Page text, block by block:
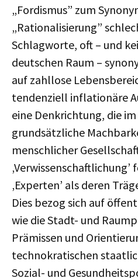
„Fordismus” zum
„Rationalisierung”
Schlagworte, oft – und
deutschen Raum –
auf zahllose
tendenziell inflationäre
eine Denkrichtung, die
grundsätzliche
menschlicher
‚Experten’ als deren
Dies bezog sich auf
wie die Stadt- und
Prämissen und
technokratischen
Sozial- und